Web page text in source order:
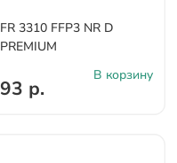
FR 3310 FFP3 NR D
PREMIUM
93 р.
В корзину